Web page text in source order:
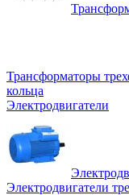
Трансформаторы
кольца
Электродвигатели
Электродвигатели